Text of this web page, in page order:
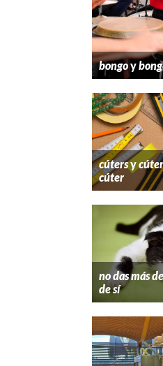
bongoy
cútersy
cúter
no das más
de sí